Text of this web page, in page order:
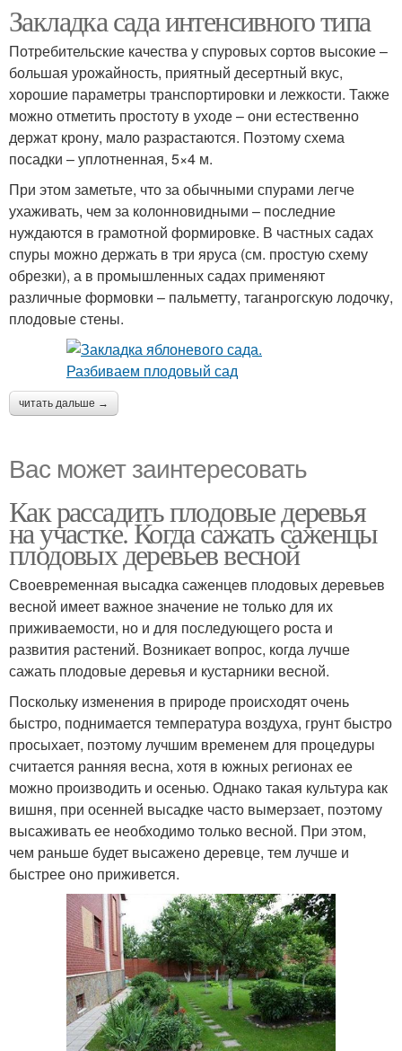
Закладка сада интенсивного типа
Потребительские качества у спуровых сортов высокие –
большая урожайность, приятный десертный вкус,
хорошие параметры транспортировки и лежкости. Также
можно отметить простоту в уходе – они естественно
держат крону, мало разрастаются. Поэтому схема
посадки – уплотненная, 5×4 м.
При этом заметьте, что за обычными спурами легче
ухаживать, чем за колонновидными – последние
нуждаются в грамотной формировке. В частных садах
спуры можно держать в три яруса (см. простую схему
обрезки), а в промышленных садах применяют
различные формовки – пальметту, таганрогскую лодочку,
плодовые стены.
читать дальше →
Вас может заинтересовать
Как рассадить плодовые деревья
на участке. Когда сажать саженцы
плодовых деревьев весной
Своевременная высадка саженцев плодовых деревьев
весной имеет важное значение не только для их
приживаемости, но и для последующего роста и
развития растений. Возникает вопрос, когда лучше
сажать плодовые деревья и кустарники весной.
Поскольку изменения в природе происходят очень
быстро, поднимается температура воздуха, грунт быстро
просыхает, поэтому лучшим временем для процедуры
считается ранняя весна, хотя в южных регионах ее
можно производить и осенью. Однако такая культура как
вишня, при осенней высадке часто вымерзает, поэтому
высаживать ее необходимо только весной. При этом,
чем раньше будет высажено деревце, тем лучше и
быстрее оно приживется.